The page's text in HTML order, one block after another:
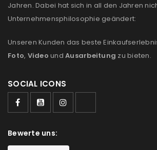
PASSWORT VERGESSEN?
REGISTRIEREN
deine E-Mail-Adresse gesendet.
Jahren. Dabei hat sich in all den Jahren
Unternehmensphilosophie geändert:
Unseren Kunden das beste
Foto, Video und Ausarbeitung zu bieten.
SOCIAL ICONS
Bewerte uns: